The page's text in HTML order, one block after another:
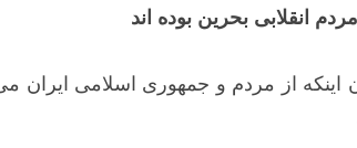
انقلابی بحرین بوده اند
اینکه از مردم و جمهوری اسلامی